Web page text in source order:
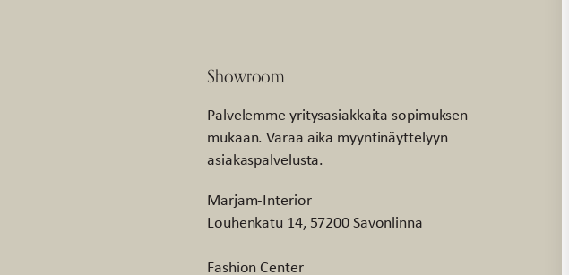
Showroom
Palvelemme yritysasiakkaita sopimuksen
mukaan. Varaa aika myyntinäyttelyyn
asiakaspalvelusta.
Marjam-Interior
Louhenkatu 14, 57200 Savonlinna
Fashion Center